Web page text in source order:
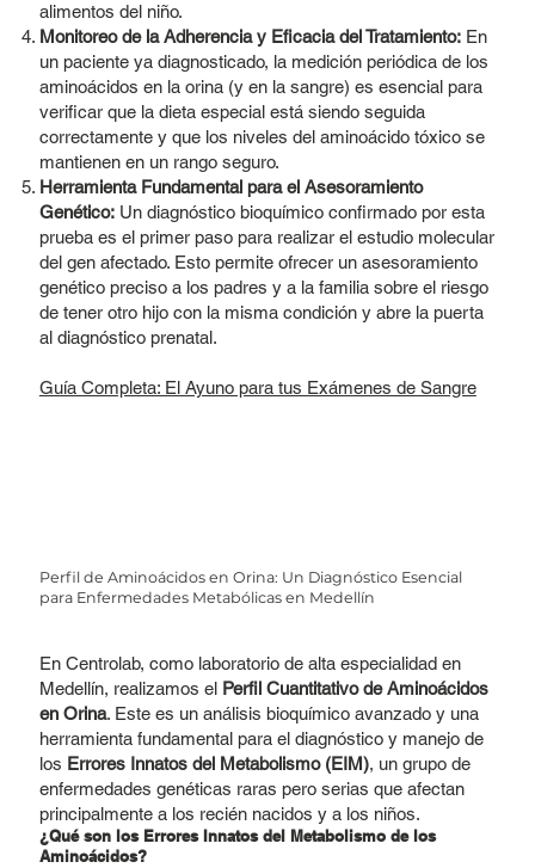
alimentos del niño.
Monitoreo de la Adherencia y Eficacia del Tratamiento:En
un paciente ya diagnosticado, la medición periódica de los
aminoácidos en la orina (y en la sangre) es esencial para
verificar que la dieta especial está siendo seguida
correctamente y que los niveles del aminoácido tóxico se
mantienen en un rango seguro.
Herramienta Fundamental para el Asesoramiento
Genético:Un diagnóstico bioquímico confirmado por esta
prueba es el primer paso para realizar el estudio molecular
del gen afectado. Esto permite ofrecer un asesoramiento
genético preciso a los padres y a la familia sobre el riesgo
de tener otro hijo con la misma condición y abre la puerta
al diagnóstico prenatal.
Guía Completa: El Ayuno para tus Exámenes de Sangre
Perfil de Aminoácidos en Orina: Un Diagnóstico Esencial
para Enfermedades Metabólicas en Medellín
En Centrolab, como laboratorio de alta especialidad en
Medellín, realizamos el Perfil Cuantitativo de Aminoácidos
en Orina. Este es un análisis bioquímico avanzado y una
herramienta fundamental para el diagnóstico y manejo de
los Errores Innatos del Metabolismo (EIM), un grupo de
enfermedades genéticas raras pero serias que afectan
principalmente a los recién nacidos y a los niños.
¿Qué son los Errores Innatos del Metabolismo de los
Aminoácidos?